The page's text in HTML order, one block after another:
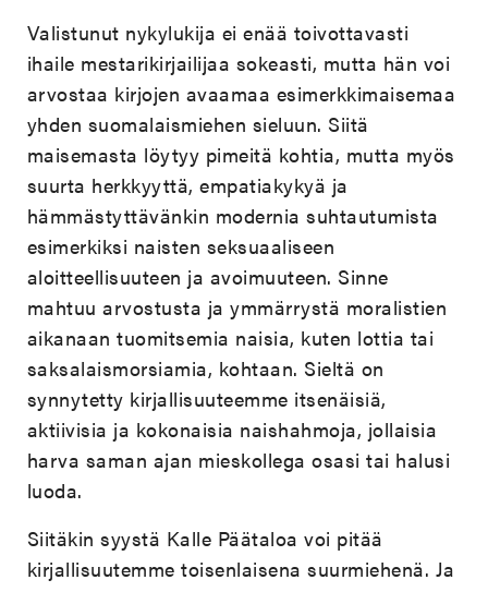
Valistunut nykylukija ei enää toivottavasti
ihaile mestarikirjailijaa sokeasti, mutta hän voi
arvostaa kirjojen avaamaa esimerkkimaisemaa
yhden suomalaismiehen sieluun. Siitä
maisemasta löytyy pimeitä kohtia, mutta myös
suurta herkkyyttä, empatiakykyä ja
hämmästyttävänkin modernia suhtautumista
esimerkiksi naisten seksuaaliseen
aloitteellisuuteen ja avoimuuteen. Sinne
mahtuu arvostusta ja ymmärrystä moralistien
aikanaan tuomitsemia naisia, kuten lottia tai
saksalaismorsiamia, kohtaan. Sieltä on
synnytetty kirjallisuuteemme itsenäisiä,
aktiivisia ja kokonaisia naishahmoja, jollaisia
harva saman ajan mieskollega osasi tai halusi
luoda.
Siitäkin syystä Kalle Päätaloa voi pitää
kirjallisuutemme toisenlaisena suurmiehenä. Ja